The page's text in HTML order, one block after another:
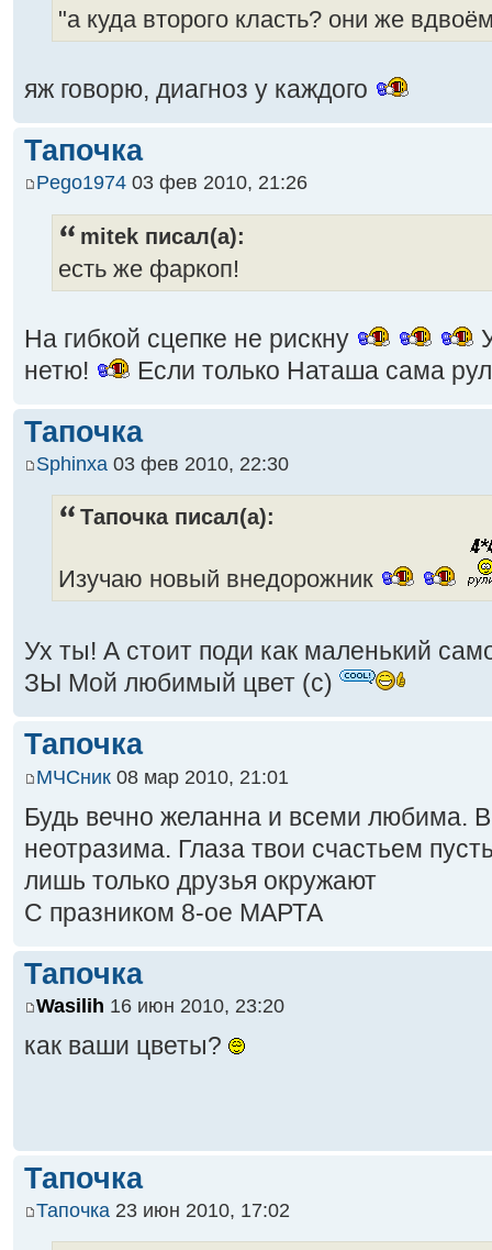
"а куда второго класть? они же
яж говорю, диагноз у каждого
Тапочка
Pego1974 03 фев 2010, 21:26
mitek писал(а):
есть же фаркоп!
На гибкой сцепке не рискну
нетю!
Если только Наташа сама
Тапочка
Sphinxa 03 фев 2010, 22:30
Тапочка писал(а):
Изучаю новый внедорожник
Ух ты! А стоит поди как маленький
ЗЫ Мой любимый цвет (с)
Тапочка
МЧСник 08 мар 2010, 21:01
Будь вечно желанна и всеми любима.
неотразима. Глаза твои счастьем
лишь только друзья окружают
С празником 8-ое МАРТА
Тапочка
Wasilih 16 июн 2010, 23:20
как ваши цветы?
Тапочка
Тапочка 23 июн 2010, 17:02